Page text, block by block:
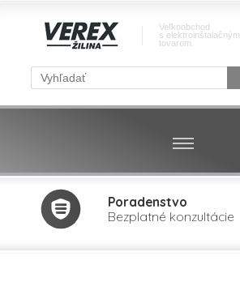
Veľkoobchod
s elektroinštalačným
tovarom.
Poradenstvo
Bezplatné konzultácie